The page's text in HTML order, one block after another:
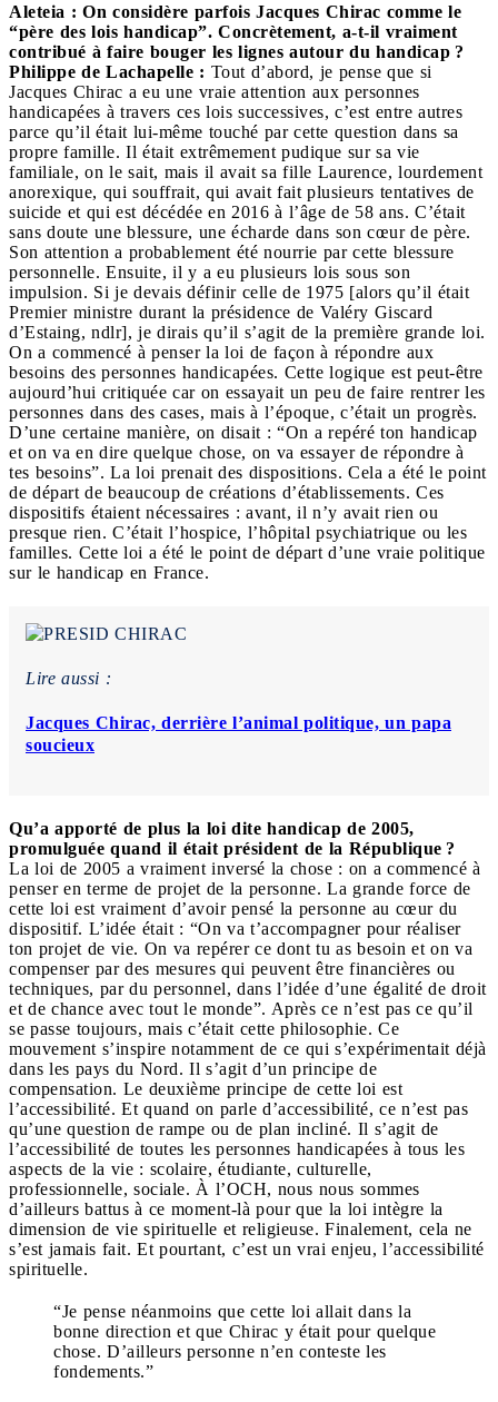
Aleteia : On considère parfois Jacques Chirac comme le
“père des lois handicap”. Concrètement, a-t-il vraiment
contribué à faire bouger les lignes autour du handicap ?
Philippe de Lachapelle : Tout d’abord, je pense que si
Jacques Chirac a eu une vraie attention aux personnes
handicapées à travers ces lois successives, c’est entre autres
parce qu’il était lui-même touché par cette question dans sa
propre famille. Il était extrêmement pudique sur sa vie
familiale, on le sait, mais il avait sa fille Laurence, lourdement
anorexique, qui souffrait, qui avait fait plusieurs tentatives de
suicide et qui est décédée en 2016 à l’âge de 58 ans. C’était
sans doute une blessure, une écharde dans son cœur de père.
Son attention a probablement été nourrie par cette blessure
personnelle. Ensuite, il y a eu plusieurs lois sous son
impulsion. Si je devais définir celle de 1975 [alors qu’il était
Premier ministre durant la présidence de Valéry Giscard
d’Estaing, ndlr], je dirais qu’il s’agit de la première grande loi.
On a commencé à penser la loi de façon à répondre aux
besoins des personnes handicapées. Cette logique est peut-être
aujourd’hui critiquée car on essayait un peu de faire rentrer les
personnes dans des cases, mais à l’époque, c’était un progrès.
D’une certaine manière, on disait : “On a repéré ton handicap
et on va en dire quelque chose, on va essayer de répondre à
tes besoins”. La loi prenait des dispositions. Cela a été le point
de départ de beaucoup de créations d’établissements. Ces
dispositifs étaient nécessaires : avant, il n’y avait rien ou
presque rien. C’était l’hospice, l’hôpital psychiatrique ou les
familles. Cette loi a été le point de départ d’une vraie politique
sur le handicap en France.
Lire aussi :
Jacques Chirac, derrière l’animal politique, un papa
soucieux
Qu’a apporté de plus la loi dite handicap de 2005,
promulguée quand il était président de la République ?
La loi de 2005 a vraiment inversé la chose : on a commencé à
penser en terme de projet de la personne. La grande force de
cette loi est vraiment d’avoir pensé la personne au cœur du
dispositif. L’idée était : “On va t’accompagner pour réaliser
ton projet de vie. On va repérer ce dont tu as besoin et on va
compenser par des mesures qui peuvent être financières ou
techniques, par du personnel, dans l’idée d’une égalité de droit
et de chance avec tout le monde”. Après ce n’est pas ce qu’il
se passe toujours, mais c’était cette philosophie. Ce
mouvement s’inspire notamment de ce qui s’expérimentait déjà
dans les pays du Nord. Il s’agit d’un principe de
compensation. Le deuxième principe de cette loi est
l’accessibilité. Et quand on parle d’accessibilité, ce n’est pas
qu’une question de rampe ou de plan incliné. Il s’agit de
l’accessibilité de toutes les personnes handicapées à tous les
aspects de la vie : scolaire, étudiante, culturelle,
professionnelle, sociale. À l’OCH, nous nous sommes
d’ailleurs battus à ce moment-là pour que la loi intègre la
dimension de vie spirituelle et religieuse. Finalement, cela ne
s’est jamais fait. Et pourtant, c’est un vrai enjeu, l’accessibilité
spirituelle.
“Je pense néanmoins que cette loi allait dans la
bonne direction et que Chirac y était pour quelque
chose. D’ailleurs personne n’en conteste les
fondements.”